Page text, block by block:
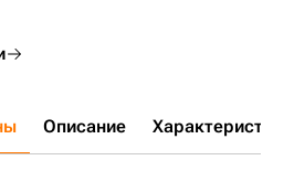
Описание Характеристики